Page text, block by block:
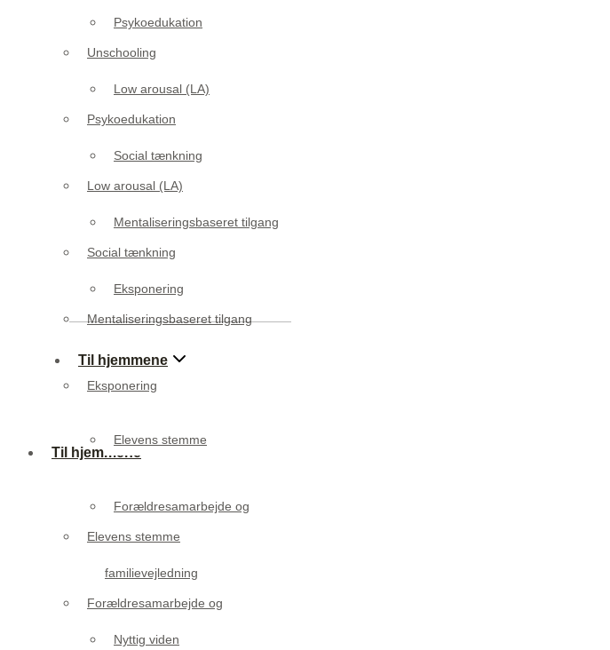
Psykoedukation
Low arousal (LA)
Social tænkning
Mentaliseringsbaseret tilgang
Eksponering
Til hjemmene
Elevens stemme
Forældresamarbejde og
familievejledning
Nyttig viden
Unschooling
Psykoedukation
Low arousal (LA)
Social tænkning
Mentaliseringsbaseret tilgang
Eksponering
Til hjemmene
Elevens stemme
Forældresamarbejde og